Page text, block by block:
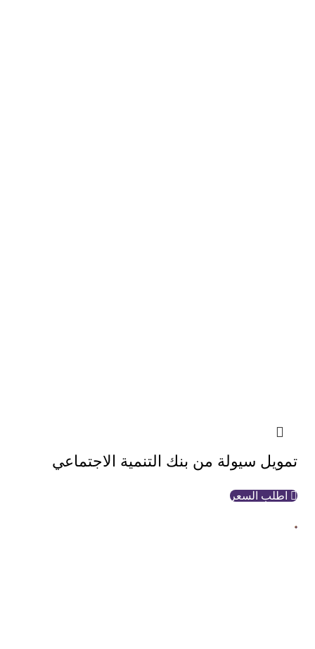
تمويل سيولة من بنك التنمية الاجتماعي
اطلب السعر